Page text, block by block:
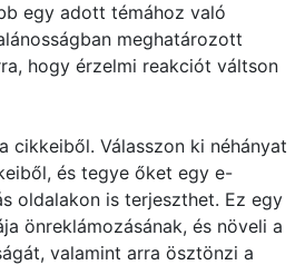
egy adott témához való
meghatározott
hogy érzelmi reakciót váltson
cikkeiből. Válasszon ki néhányat
és tegye őket egy e-
oldalakon is terjeszthet. Ez egy
önreklámozásának, és növeli a
valamint arra ösztönzi a